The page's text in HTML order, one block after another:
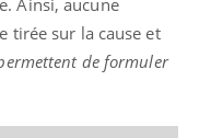
tirée sur la cause et
de formuler